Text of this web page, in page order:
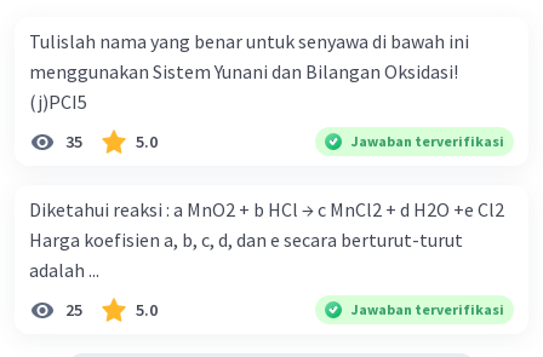
Tulislah nama yang benar untuk senyawa di bawah ini
menggunakan Sistem Yunani dan Bilangan Oksidasi!
(j)PCI5
35 5.0 Jawaban terverifikasi
Diketahui reaksi : a MnO2 + b HCl → c MnCl2 + d H2O +e Cl2
Harga koefisien a, b, c, d, dan e secara berturut-turut
adalah ...
25 5.0 Jawaban terverifikasi